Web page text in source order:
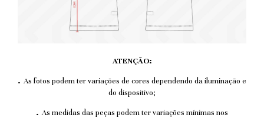
ATENÇÃO:
.As fotos podem ter variações de cores dependendo da iluminação e
do dispositivo;
. As medidas das peças podem ter variações mínimas nos